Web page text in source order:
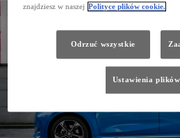
znajdziesz w naszej Polityce plików cookie.
Odrzuć wszystkie
Ustawienia